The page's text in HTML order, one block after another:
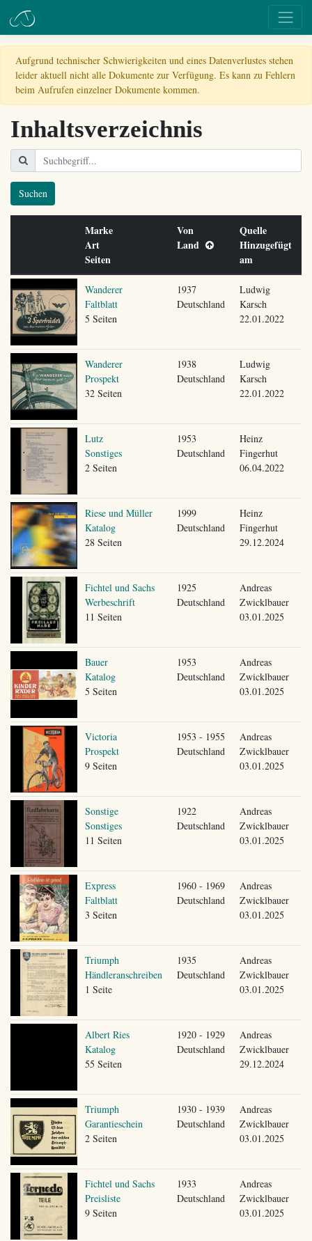
Aufgrund technischer Schwierigkeiten und eines Datenverlustes stehen
leider aktuell nicht alle Dokumente zur Verfügung. Es kann zu Fehlern
beim Aufrufen einzelner Dokumente kommen.
Inhaltsverzeichnis
Suchen
Marke
Art
Seiten
Von
Land
Quelle
Hinzugefügt
am
Wanderer
Faltblatt
5 Seiten
1937
Deutschland
Ludwig
Karsch
22.01.2022
Wanderer
Prospekt
32 Seiten
1938
Deutschland
Ludwig
Karsch
22.01.2022
Lutz
Sonstiges
2 Seiten
1953
Deutschland
Heinz
Fingerhut
06.04.2022
Riese und Müller
Katalog
28 Seiten
1999
Deutschland
Heinz
Fingerhut
29.12.2024
Fichtel und Sachs
Werbeschrift
11 Seiten
1925
Deutschland
Andreas
Zwicklbauer
03.01.2025
Bauer
Katalog
5 Seiten
1953
Deutschland
Andreas
Zwicklbauer
03.01.2025
Victoria
Prospekt
9 Seiten
1953 - 1955
Deutschland
Andreas
Zwicklbauer
03.01.2025
Sonstige
Sonstiges
11 Seiten
1922
Deutschland
Andreas
Zwicklbauer
03.01.2025
Express
Faltblatt
3 Seiten
1960 - 1969
Deutschland
Andreas
Zwicklbauer
03.01.2025
Triumph
Händleranschreiben
1 Seite
1935
Deutschland
Andreas
Zwicklbauer
03.01.2025
Albert Ries
Katalog
55 Seiten
1920 - 1929
Deutschland
Andreas
Zwicklbauer
29.12.2024
Triumph
Garantieschein
2 Seiten
1930 - 1939
Deutschland
Andreas
Zwicklbauer
03.01.2025
Fichtel und Sachs
Preisliste
9 Seiten
1933
Deutschland
Andreas
Zwicklbauer
03.01.2025